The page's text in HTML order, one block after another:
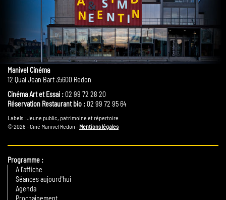
Manivel Cinéma
12 Quai Jean Bart 35600 Redon
Cinéma Art et Essai :02 99 72 28 20
Réservation Restaurant bio :02 99 72 95 64
Labels : Jeune public, patrimoine et répertoire
© 2026 - Ciné Manivel Redon - Mentions légales
Programme
A l'affiche
Séances aujourd'hui
Agenda